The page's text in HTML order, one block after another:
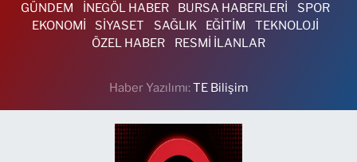
GÜNDEM İNEGÖL HABER BURSA HABERLERİ
SPOR
EKONOMİ
SİYASET SAĞLIK EĞİTİM
TEKNOLOJİ
ÖZEL HABER
RESMİ İLANLAR
Haber Yazılımı:TE Bilişim